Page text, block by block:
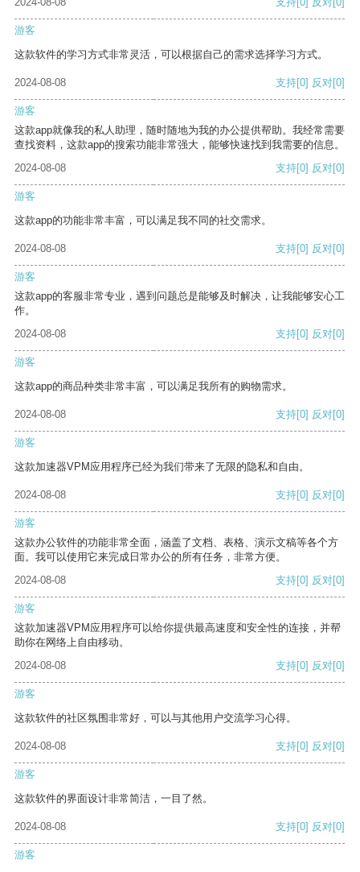
游客
这款软件的学习方式非常灵活，可以根据自己的需求选择学习方式。
2024-08-08 支持[0] 反对[0]
游客
这款app就像我的私人助理，随时随地为我的办公提供帮助。我经常需要
查找资料，这款app的搜索功能非常强大，能够快速找到我需要的信息。
2024-08-08
支持[0] 反对[0]
游客
这款app的功能非常丰富，可以满足我不同的社交需求。
2024-08-08 支持[0] 反对[0]
游客
这款app的客服非常专业，遇到问题总是能够及时解决，让我能够安心工
作。
2024-08-08
支持[0] 反对[0]
游客
这款app的商品种类非常丰富，可以满足我所有的购物需求。
2024-08-08 支持[0] 反对[0]
游客
这款加速器VPM应用程序已经为我们带来了无限的隐私和自由。
2024-08-08 支持[0] 反对[0]
游客
这款办公软件的功能非常全面，涵盖了文档、表格、演示文稿等各个方
面。我可以使用它来完成日常办公的所有任务，非常方便。
2024-08-08
支持[0] 反对[0]
游客
这款加速器VPM应用程序可以给你提供最高速度和安全性的连接，并帮
助你在网络上自由移动。
2024-08-08
支持[0] 反对[0]
游客
这款软件的社区氛围非常好，可以与其他用户交流学习心得。
2024-08-08 支持[0] 反对[0]
游客
这款软件的界面设计非常简洁，一目了然。
2024-08-08 支持[0] 反对[0]
游客